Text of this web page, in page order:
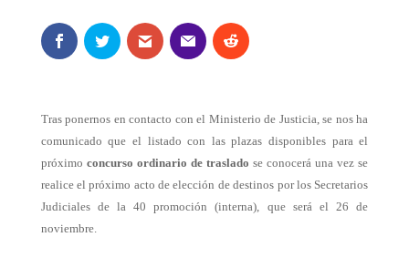
Tras ponernos en contacto con el Ministerio de Justicia, se nos ha
comunicado que el listado con las plazas disponibles para el
próximo concurso ordinario de traslado se conocerá una vez se
realice el próximo acto de elección de destinos por los Secretarios
Judiciales de la 40 promoción (interna), que será el 26 de
noviembre.